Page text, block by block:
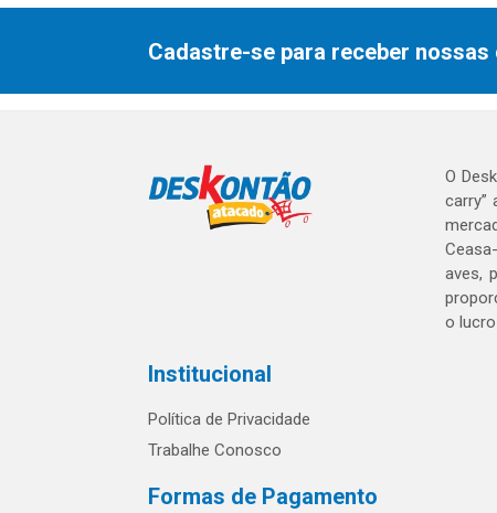
Cadastre-se para receber
O
carry”
aves,
o
Institucional
Política de Privacidade
Trabalhe Conosco
Formas de Pagamento